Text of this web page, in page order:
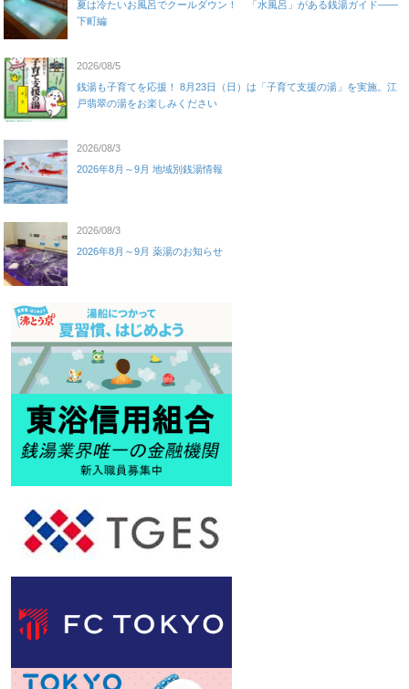
夏は冷たいお風呂でクールダウン！ 「水風呂」がある銭湯ガイド——
下町編
2026/08/5
銭湯も子育てを応援！ 8月23日（日）は「子育て支援の湯」を実施。江
戸翡翠の湯をお楽しみください
2026/08/3
2026年8月～9月 地域別銭湯情報
2026/08/3
2026年8月～9月 薬湯のお知らせ